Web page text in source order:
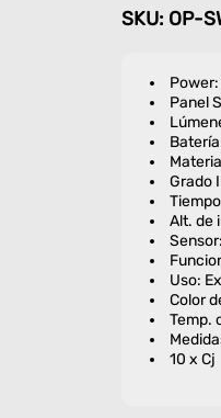
SKU: OP-
Power:
Panel
Grado
Alt. de
Uso:
Color
Temp.
10 x Cj